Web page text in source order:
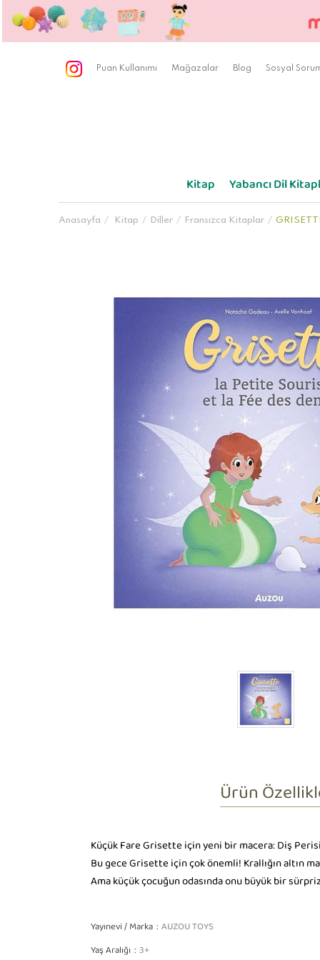
Puan Kullanımı Mağazalar Blog Sosyal
Kitap Yabancı Dil
Anasayfa Kitap Diller Fransızca Kitaplar
Ürün
Küçük Fare Grisette için yeni bir macera: Diş
Bu gece Grisette için çok önemli! Krallığın altın
Ama küçük çocuğun odasında onu büyük bir
Yayınevi / Marka AUZOU TOYS
Yaş Aralığı 3+